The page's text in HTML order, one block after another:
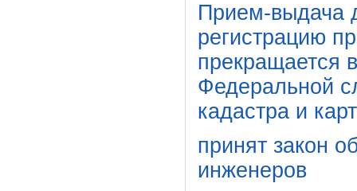
Прием-выдача
регистрацию
прекращается
Федеральной
кадастра и
принят закон
инженеров